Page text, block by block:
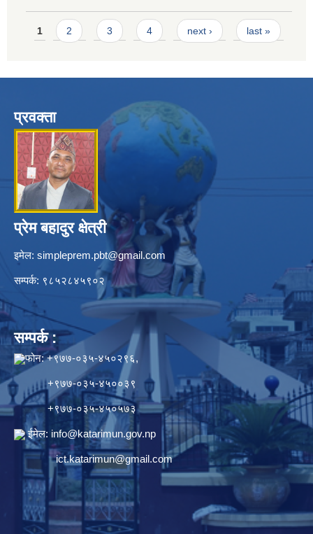
Pages
1 2 3 4 next › last »
प्रवक्ता
प्रेम बहादुर क्षेत्री
इमेल: simpleprem.pbt@gmail.com
सम्पर्क: ९८५२८४५९०२
सम्पर्क :
फोन: +९७७-०३५-४५०२९६,
+९७७-०३५-४५००३९
+९७७-०३५-४५०५७३
ईमेल: info@katarimun.gov.np
ict.katarimun@gmail.com